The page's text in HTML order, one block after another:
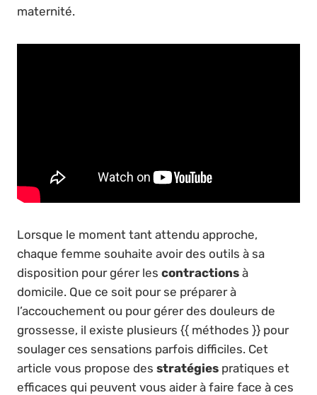
maternité.
Lorsque le moment tant attendu approche,
chaque femme souhaite avoir des outils à sa
disposition pour gérer les contractions à
domicile. Que ce soit pour se préparer à
l’accouchement ou pour gérer des douleurs de
grossesse, il existe plusieurs {{ méthodes }} pour
soulager ces sensations parfois difficiles. Cet
article vous propose des stratégies pratiques et
efficaces qui peuvent vous aider à faire face à ces